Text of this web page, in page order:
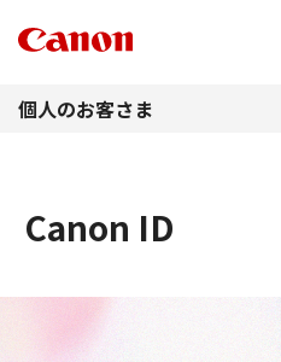
個人のお客さま
Canon ID